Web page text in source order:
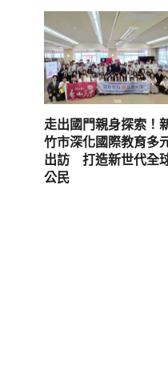
走出國門親身探索！
竹市深化國際教育多
出訪 打造新世代全
公民